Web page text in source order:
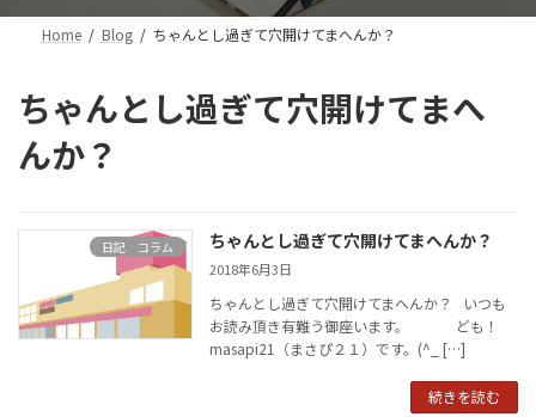
Home Blog ちゃんとし過ぎて穴開けてまへんか？
ちゃんとし過ぎて穴開けてまへ
んか？
日記 コラム ちゃんとし過ぎて穴開けてまへんか？
2018年6月3日
ちゃんとし過ぎて穴開けてまへんか？ いつも
お読み頂き有難う御座います。 ども！
masapi21（まさぴ２１）です。(^_ […]
続きを読む